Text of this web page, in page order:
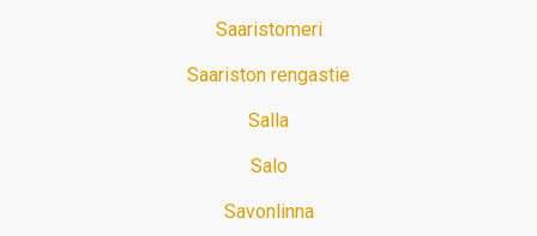
Saaristomeri
Saariston rengastie
Salla
Salo
Savonlinna